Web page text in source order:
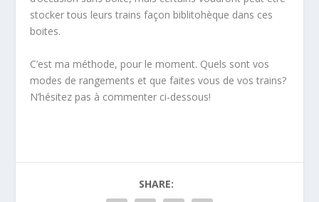
stocker tous leurs trains façon biblitohèque dans ces
boites.
C’est ma méthode, pour le moment. Quels sont vos
modes de rangements et que faites vous de vos trains?
N’hésitez pas à commenter ci-dessous!
SHARE: